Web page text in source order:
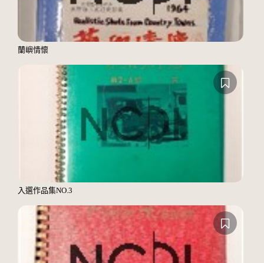
蘭嶼情懷
入選作品集NO.3